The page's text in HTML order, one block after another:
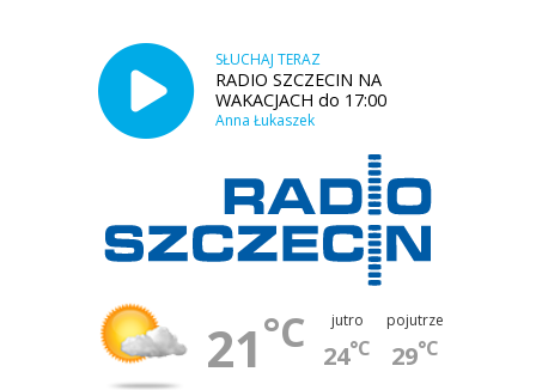
SŁUCHAJ TERAZ
RADIO SZCZECIN NA
WAKACJACH do 17:00
Anna Łukaszek
21°C jutro
24°C
pojutrze
29°C